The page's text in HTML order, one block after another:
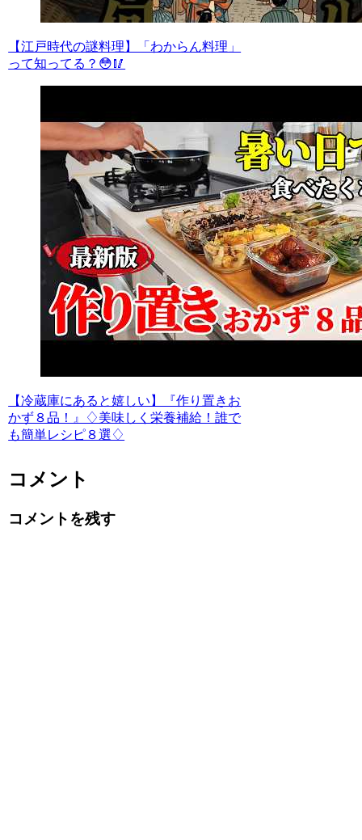
【江戸時代の謎料理】「わからん料理」
って知ってる？😳🥢
【冷蔵庫にあると嬉しい】『作り置きお
かず８品！』♢美味しく栄養補給！誰で
も簡単レシピ８選♢
コメント
コメントを残す